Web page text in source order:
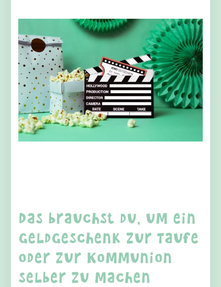
Das brauchst du, um ein
Geldgeschenk zur Taufe
oder zur Kommunion
selber zu machen